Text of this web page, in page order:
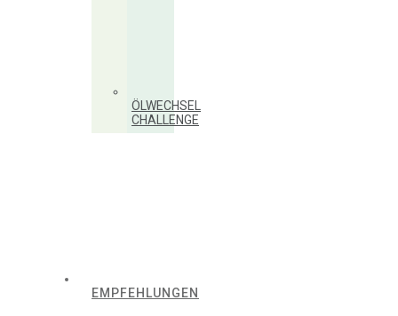
ÖLWECHSEL
CHALLENGE
EMPFEHLUNGEN